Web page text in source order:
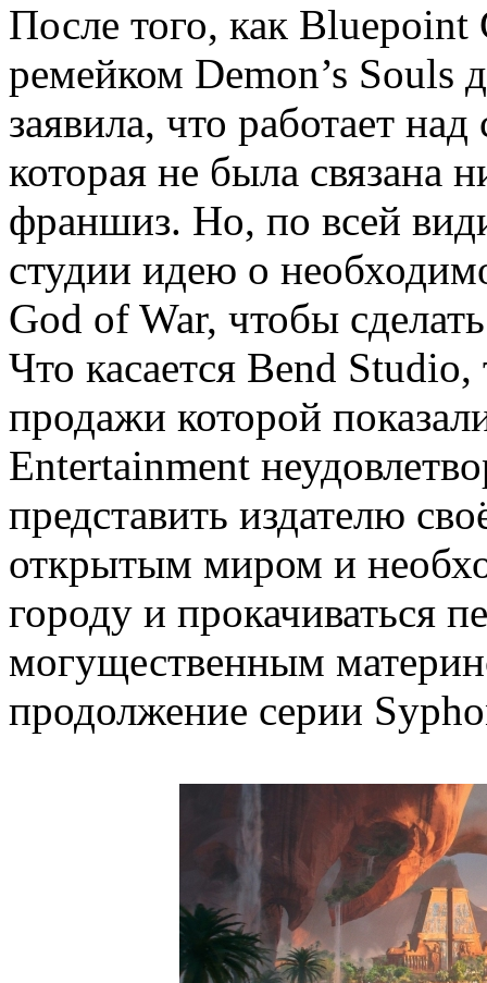
После того, как Bluepoint
ремейком Demon’s Souls
заявила, что работает
которая не была
франшиз. Но, по всей
студии идею о
God of War, чтобы
Что касается Bend
продажи которой
Entertainment
представить издателю
открытым миром и
городу и прокачиваться
могущественным
продолжение серии